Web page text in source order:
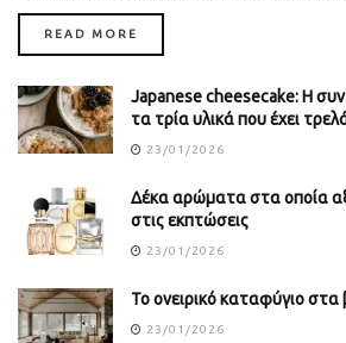
READ MORE
Japanese cheesecake: Η
τα τρία υλικά που έχει
23/01/2026
Δέκα αρώματα στα οποία
στις εκπτώσεις
23/01/2026
Το ονειρικό καταφύγιο
23/01/2026